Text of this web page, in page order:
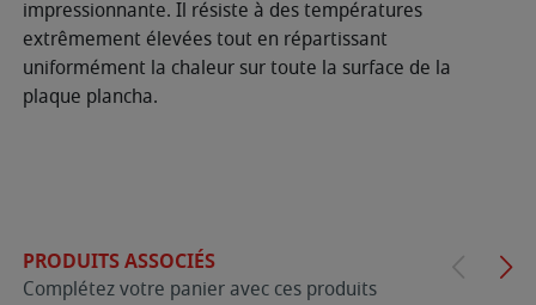
impressionnante. Il résiste à des températures
extrêmement élevées tout en répartissant
uniformément la chaleur sur toute la surface de la
plaque plancha.
PRODUITS ASSOCIÉS
Complétez votre panier avec ces produits